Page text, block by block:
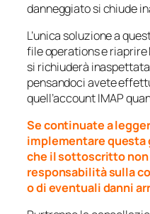
danneggiato si chiude
L’unica soluzione a
file operations e riaprire
si richiuderà
pensandoci avete
quell’account IMAP
Se continuate a
implementare
che il sottoscritto non
responsabilità sulla
o di eventuali danni